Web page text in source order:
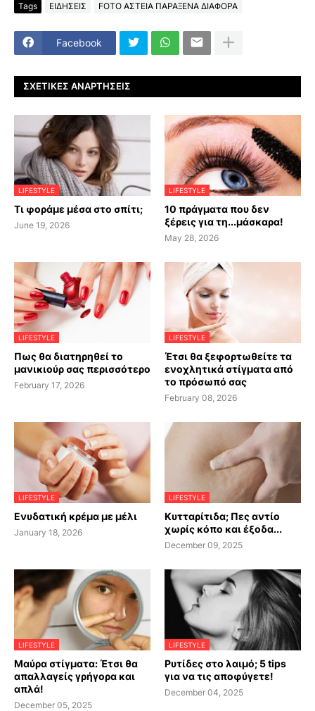
Tags ΕΙΔΗΣΕΙΣ FOTO ΑΣΤΕΙΑ ΠΑΡΑΞΕΝΑ ΔΙΑΦΟΡΑ
Facebook
ΣΧΕΤΙΚΈΣ ΑΝΑΡΤΉΣΕΙΣ
LIFESTYLE
Τι φοράμε μέσα στο σπίτι;
June 19, 2026
LIFESTYLE
10 πράγματα που δεν
ξέρεις για τη...μάσκαρα!
May 28, 2026
LIFESTYLE
Πως θα διατηρηθεί το
μανικιούρ σας περισσότερο
February 17, 2026
LIFESTYLE
Έτσι θα ξεφορτωθείτε τα
ενοχλητικά στίγματα από
το πρόσωπό σας
February 08, 2026
LIFESTYLE
Ενυδατική κρέμα με μέλι
January 18, 2026
LIFESTYLE
Κυτταρίτιδα; Πες αντίο
χωρίς κόπο και έξοδα...
December 09, 2025
LIFESTYLE
Μαύρα στίγματα: Έτσι θα
απαλλαγείς γρήγορα και
απλά!
December 05, 2025
LIFESTYLE
Ρυτίδες στο λαιμό; 5 tips
για να τις αποφύγετε!
December 04, 2025